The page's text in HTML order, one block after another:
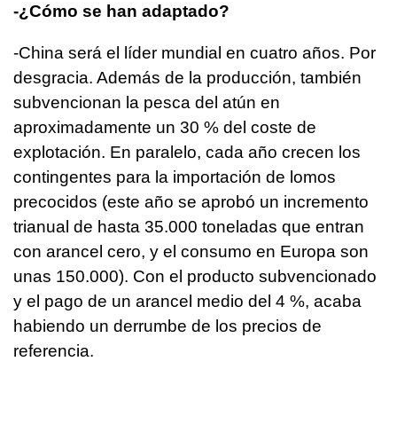
-¿Cómo se han adaptado?
-China será el líder mundial en cuatro años. Por
desgracia. Además de la producción, también
subvencionan la pesca del atún en
aproximadamente un 30 % del coste de
explotación. En paralelo, cada año crecen los
contingentes para la importación de lomos
precocidos (este año se aprobó un incremento
trianual de hasta 35.000 toneladas que entran
con arancel cero, y el consumo en Europa son
unas 150.000). Con el producto subvencionado
y el pago de un arancel medio del 4 %, acaba
habiendo un derrumbe de los precios de
referencia.